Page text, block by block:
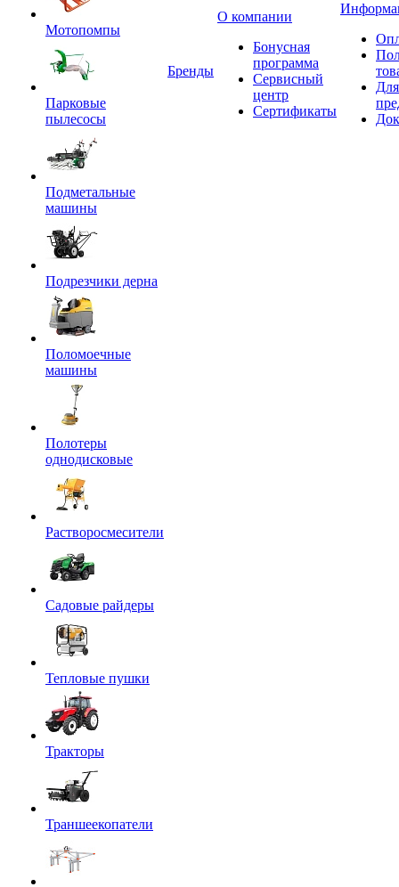
Мотопомпы
Парковые
пылесосы
Подметальные
машины
Подрезчики дерна
Поломоечные
машины
Полотеры
однодисковые
Растворосмесители
Садовые райдеры
Тепловые пушки
Тракторы
Траншеекопатели
Бренды
О компании
Бонусная
программа
Сервисный
центр
Сертификаты
Для